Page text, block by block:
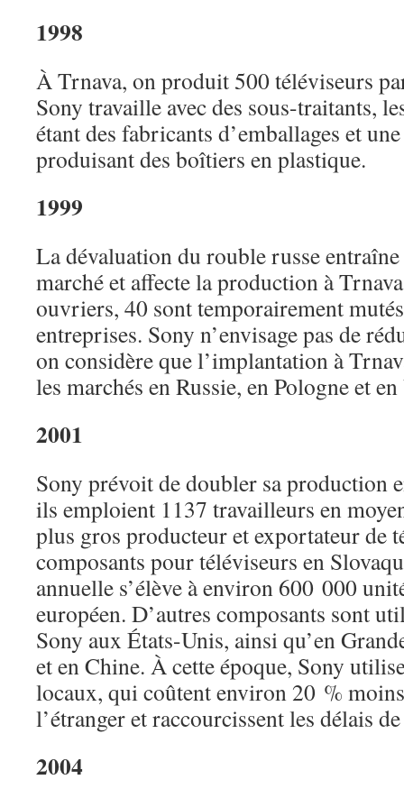
1998
À Trnava, on produit 500 téléviseurs
Sony travaille avec des sous-traitants,
étant des fabricants d’emballages et
produisant des boîtiers en plastique.
1999
La dévaluation du rouble russe
marché et affecte la production à
ouvriers, 40 sont temporairement
entreprises. Sony n’envisage pas de
on considère que l’implantation à
les marchés en Russie, en Pologne et
2001
Sony prévoit de doubler sa production
ils emploient 1137 travailleurs en
plus gros producteur et exportateur de
composants pour téléviseurs en
annuelle s’élève à environ 600 000
européen. D’autres composants sont
Sony aux États-Unis, ainsi qu’en
et en Chine. À cette époque, Sony
locaux, qui coûtent environ 20 %
l’étranger et raccourcissent les délais
2004